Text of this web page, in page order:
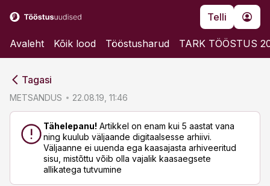
Telli
Avaleht Kõik lood Tööstusharud TARK TÖÖSTUS
Tagasi
METSANDUS 22.08.19, 11:46
Tähelepanu! Artikkel on enam kui 5 aastat vana
ning kuulub väljaande digitaalsesse arhiivi.
Väljaanne ei uuenda ega kaasajasta arhiveeritud
sisu, mistõttu võib olla vajalik kaasaegsete
allikatega tutvumine